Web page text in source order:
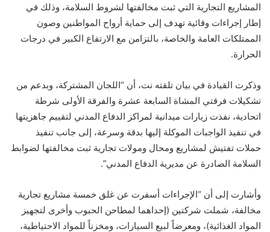
المشاريع التجارية التي ثبت مخالفتها لشروط السلامة، وذلك في
إطار إجراءات وقائية تهدف إلى حماية أرواح المواطنين وصون
الممتلكات العامة والخاصة، بالتزامن مع الارتفاع الكبير في درجات
الحرارة.
وذكرت القيادة في بيان تلقته نت، أن “اللجان المشتركة، وبدعم من
تشكيلات فرقتي المشاة السابعة عشرة والفرقة الأولى شرطة
اتحادية، نفذت زيارات ميدانية لمراكز الدفاع المدني لتقييم جاهزيتها
في تنفيذ الواجبات الموكلة إليها بدقة وسرعة، إلى جانب تنفيذ
حملات تفتيش لمشاريع ومحال ومولات تجارية ثبت مخالفتها لضوابط
السلامة الصادرة عن مديرية الدفاع المدني”.
وأشارت إلى أن “الإجراءات أسفرت عن غلق خمسة مشاريع تجارية
مخالفة، شملت شركتين (إحداهما لمطاحن الحبوب وأخرى لتجهيز
المواد الغذائية)، ومعرضاً لبيع السيارات، ومخزناً للمواد الاحتياطية،